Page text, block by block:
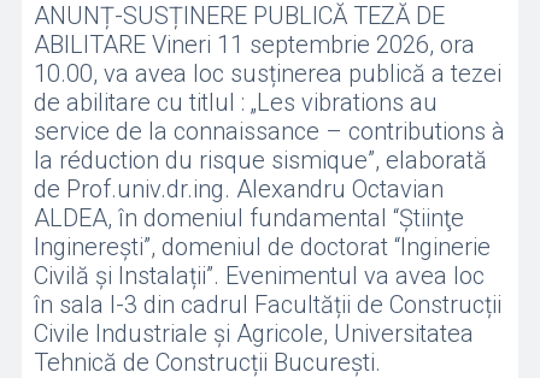
ANUNȚ-SUSȚINERE PUBLICĂ TEZĂ DE
ABILITARE Vineri 11 septembrie 2026, ora
10.00, va avea loc susținerea publică a tezei
de abilitare cu titlul : „Les vibrations au
service de la connaissance – contributions à
la réduction du risque sismique”, elaborată
de Prof.univ.dr.ing. Alexandru Octavian
ALDEA, în domeniul fundamental “Ştiinţe
Inginereşti”, domeniul de doctorat “Inginerie
Civilă și Instalații”. Evenimentul va avea loc
în sala I-3 din cadrul Facultății de Construcții
Civile Industriale și Agricole, Universitatea
Tehnică de Construcții București.